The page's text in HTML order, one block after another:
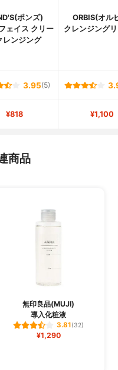
ポンズ)
ェイス クリー
レンジング
ORBIS(オル
クレンジング
3.95(5)
¥818 ¥1,100
商品
無印良品(MUJI)
導入化粧液
3.81(32)
¥1,290